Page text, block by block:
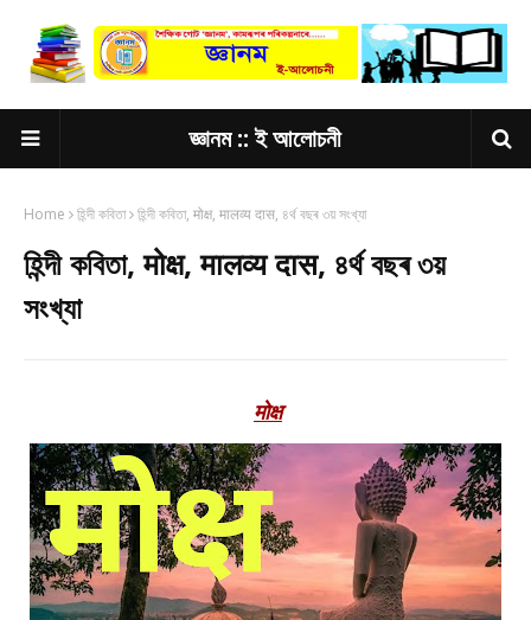
জ্ঞানম :: ই আলোচনী
Home হিন্দী কবিতা হিন্দী কবিতা, मोक्ष, मालव्य दास, ৪ৰ্থ বছৰ ৩য় সংখ্যা
হিন্দী কবিতা, मोक्ष, मालव्य दास, ৪ৰ্থ বছৰ ৩য়
সংখ্যা
मोक्ष